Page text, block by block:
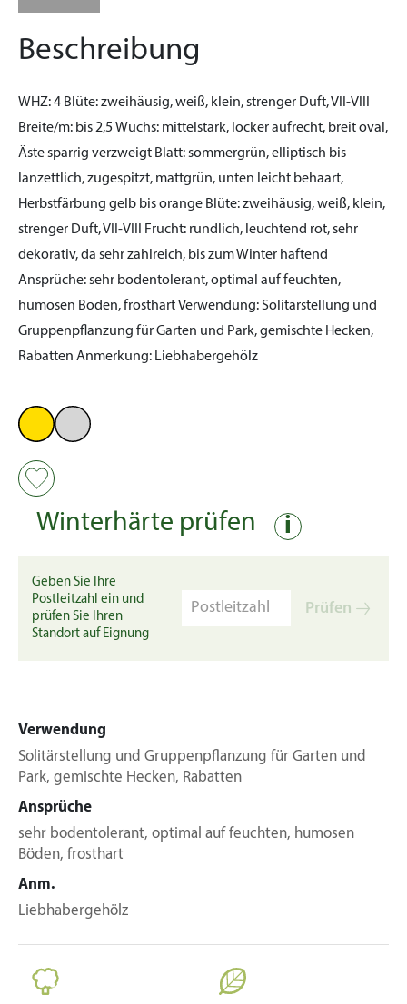
Beschreibung
WHZ:4 Blüte:zweihäusig, weiß, klein, strenger Duft, VII-VIII
Breite/m: bis 2,5Wuchs: mittelstark, locker aufrecht, breit oval,
Äste sparrig verzweigt Blatt:sommergrün, elliptisch bis
lanzettlich, zugespitzt, mattgrün, unten leicht behaart,
Herbstfärbung gelb bis orange Blüte:zweihäusig, weiß, klein,
strenger Duft, VII-VIII
Frucht: rundlich, leuchtend rot, sehr
dekorativ, da sehr zahlreich, bis zum Winter haftend
Ansprüche:sehr bodentolerant, optimal auf feuchten,
humosen Böden, frosthartVerwendung:Solitärstellung und
Gruppenpflanzung für Garten und Park, gemischte Hecken,
Rabatten Anmerkung: Liebhabergehölz
Winterhärte prüfen i
Geben Sie Ihre
Postleitzahl ein und
prüfen Sie Ihren
Standort auf Eignung
Prüfen
Verwendung
Solitärstellung und Gruppenpflanzung für Garten und
Park, gemischte Hecken, Rabatten
Ansprüche
sehr bodentolerant, optimal auf feuchten, humosen
Böden, frosthart
Anm.
Liebhabergehölz